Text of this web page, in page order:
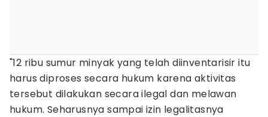
"12 ribu sumur minyak yang telah diinventarisir itu
harus diproses secara hukum karena aktivitas
tersebut dilakukan secara ilegal dan melawan
hukum. Seharusnya sampai izin legalitasnya